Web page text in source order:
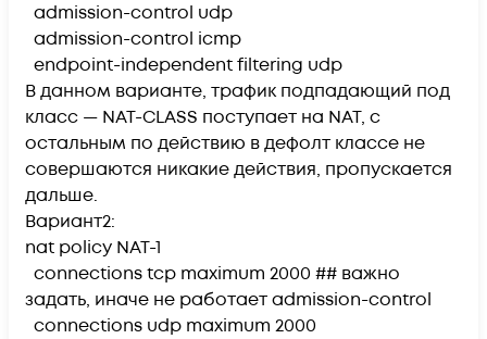
admission-control udp
admission-control icmp
endpoint-independent filtering udp
В данном варианте, трафик подпадающий под
класс — NAT-CLASS поступает на NAT, с
остальным по действию в дефолт классе не
совершаются никакие действия, пропускается
дальше.
Вариант2:
nat policy NAT-1
connections tcp maximum 2000 ## важно
задать, иначе не работает admission-control
connections udp maximum 2000